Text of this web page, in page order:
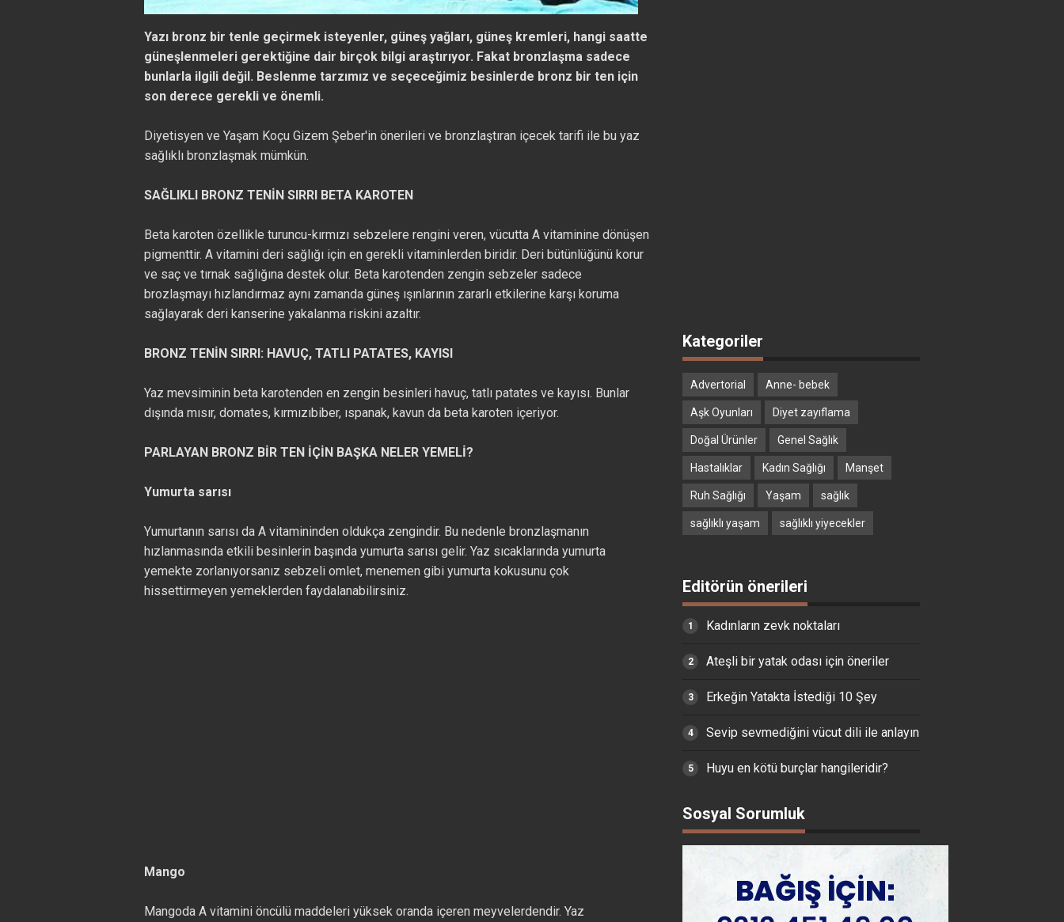
Yazı bronz bir tenle geçirmek isteyenler, güneş yağları, güneş kremleri, hangi saatte
güneşlenmeleri gerektiğine dair birçok bilgi araştırıyor. Fakat bronzlaşma sadece
bunlarla ilgili değil. Beslenme tarzımız ve seçeceğimiz besinlerde bronz bir ten için
son derece gerekli ve önemli.
Diyetisyen ve Yaşam Koçu Gizem Şeber'in önerileri ve bronzlaştıran içecek tarifi ile bu yaz
sağlıklı bronzlaşmak mümkün.
SAĞLIKLI BRONZ TENİN SIRRI BETA KAROTEN
Beta karoten özellikle turuncu-kırmızı sebzelere rengini veren, vücutta A vitaminine dönüşen
pigmenttir. A vitamini deri sağlığı için en gerekli vitaminlerden biridir. Deri bütünlüğünü korur
ve saç ve tırnak sağlığına destek olur. Beta karotenden zengin sebzeler sadece
brozlaşmayı hızlandırmaz aynı zamanda güneş ışınlarının zararlı etkilerine karşı koruma
sağlayarak deri kanserine yakalanma riskini azaltır.
BRONZ TENİN SIRRI: HAVUÇ, TATLI PATATES, KAYISI
Yaz mevsiminin beta karotenden en zengin besinleri havuç, tatlı patates ve kayısı. Bunlar
dışında mısır, domates, kırmızıbiber, ıspanak, kavun da beta karoten içeriyor.
PARLAYAN BRONZ BİR TEN İÇİN BAŞKA NELER YEMELİ?
Yumurta sarısı
Yumurtanın sarısı da A vitamininden oldukça zengindir. Bu nedenle bronzlaşmanın
hızlanmasında etkili besinlerin başında yumurta sarısı gelir. Yaz sıcaklarında yumurta
yemekte zorlanıyorsanız sebzeli omlet, menemen gibi yumurta kokusunu çok
hissettirmeyen yemeklerden faydalanabilirsiniz.
Mango
Mangoda A vitamini öncülü maddeleri yüksek oranda içeren meyvelerdendir. Yaz
Kategoriler
Advertorial Anne- bebek
Aşk Oyunları Diyet zayıflama
Doğal Ürünler Genel Sağlık
Hastalıklar Kadın Sağlığı Manşet
Ruh Sağlığı Yaşam sağlık
sağlıklı yaşam sağlıklı yiyecekler
Editörün önerileri
Kadınların zevk noktaları
Ateşli bir yatak odası için öneriler
Erkeğin Yatakta İstediği 10 Şey
Sevip sevmediğini vücut dili ile anlayın
Huyu en kötü burçlar hangileridir?
Sosyal Sorumluk